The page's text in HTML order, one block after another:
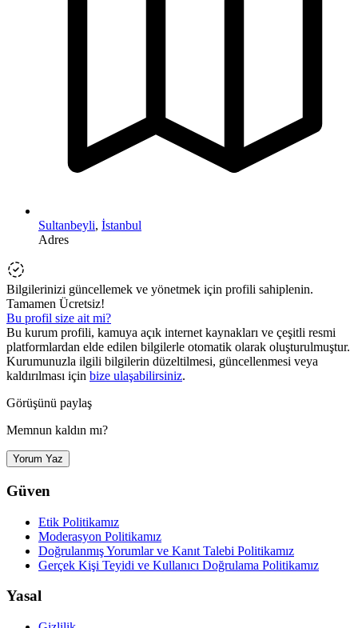
Sultanbeyli, İstanbul
Adres
Bilgilerinizi güncellemek ve yönetmek için profili sahiplenin.
Tamamen Ücretsiz!
Bu profil size ait mi?
Bu kurum profili, kamuya açık internet kaynakları ve çeşitli resmi
platformlardan elde edilen bilgilerle otomatik olarak oluşturulmuştur.
Kurumunuzla ilgili bilgilerin düzeltilmesi, güncellenmesi veya
kaldırılması için bize ulaşabilirsiniz.
Görüşünü paylaş
Memnun kaldın mı?
Yorum Yaz
Güven
Etik Politikamız
Moderasyon Politikamız
Doğrulanmış Yorumlar ve Kanıt Talebi Politikamız
Gerçek Kişi Teyidi ve Kullanıcı Doğrulama Politikamız
Yasal